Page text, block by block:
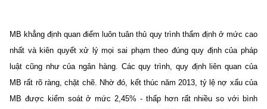
MB khẳng định quan điểm luôn tuân thủ quy trình thẩm định ở mức cao
nhất và kiên quyết xử lý mọi sai phạm theo đúng quy định của pháp
luật cũng như của ngân hàng. Các quy trình, quy định liên quan của
MB rất rõ ràng, chặt chẽ. Nhờ đó, kết thúc năm 2013, tỷ lệ nợ xấu của
MB được kiểm soát ở mức 2,45% - thấp hơn rất nhiều so với bình